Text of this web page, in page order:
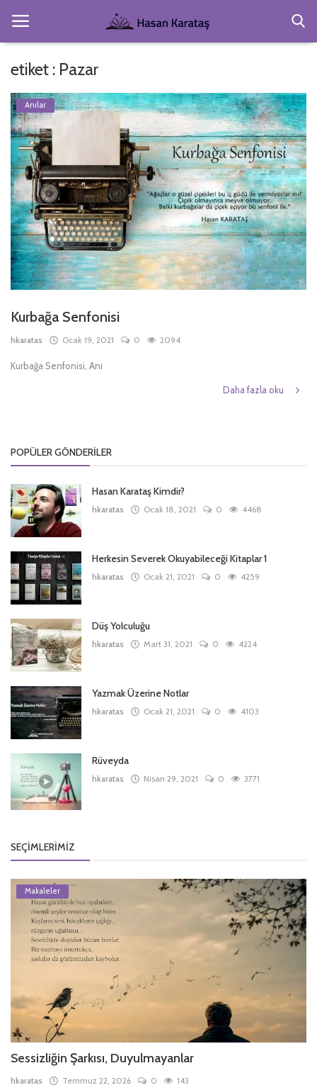
Köşe Yazıları
Gezi ve Resimler
Hakkımda
Şiirler
Kitaplar
Giriş
etiket : Pazar
Anılar
Kurbağa Senfonisi
hkaratas Ocak 19, 2021 0 2094
Kurbağa Senfonisi, Anı
Daha fazla oku
POPÜLER GÖNDERILER
Hasan Karataş Kimdir?
hkaratas Ocak 18, 2021 0 4468
Herkesin Severek Okuyabileceği Kitaplar 1
hkaratas Ocak 21, 2021 0 4259
Düş Yolculuğu
hkaratas Mart 31, 2021 0 4224
Yazmak Üzerine Notlar
hkaratas Ocak 21, 2021 0 4103
Rüveyda
hkaratas Nisan 29, 2021 0 3771
SEÇIMLERIMIZ
Makaleler
Sessizliğin Şarkısı, Duyulmayanlar
hkaratas Temmuz 22, 2026 0 143